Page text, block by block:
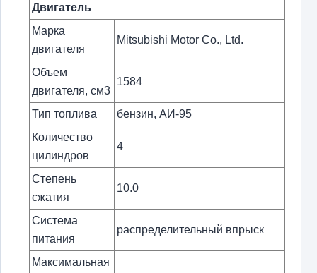
Двигатель
Марка
двигателя
Mitsubishi Motor Co., Ltd.
Объем
двигателя, см3
1584
Тип топлива
бензин, АИ-95
Количество
цилиндров
4
Степень
сжатия
10.0
Система
питания
распределительный впрыск
Максимальная